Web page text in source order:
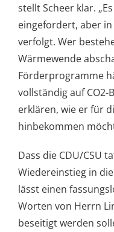
stellt Scheer klar.
eingefordert, aber
verfolgt. Wer
Wärmewende
Förderprogramme
vollständig auf CO2-
erklären, wie er für
hinbekommen
Dass die CDU/CSU
Wiedereinstieg in
lässt einen
Worten von Herrn
beseitigt werden